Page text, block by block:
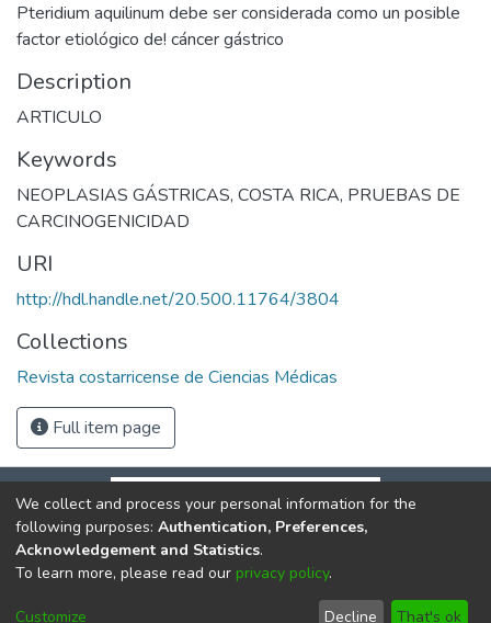
Pteridium aquilinum debe ser considerada como un posible
factor etiológico de! cáncer gástrico
Description
ARTICULO
Keywords
NEOPLASIAS GÁSTRICAS, COSTA RICA, PRUEBAS DE
CARCINOGENICIDAD
URI
http://hdl.handle.net/20.500.11764/3804
Collections
Revista costarricense de Ciencias Médicas
Full item page
DSpace softwarecopyright © 2002-2026
Cookie End User Send
We collect and process your personal information for the
following purposes: Authentication, Preferences,
Acknowledgement and Statistics.
To learn more, please read our privacy policy.
Customize Decline That's ok